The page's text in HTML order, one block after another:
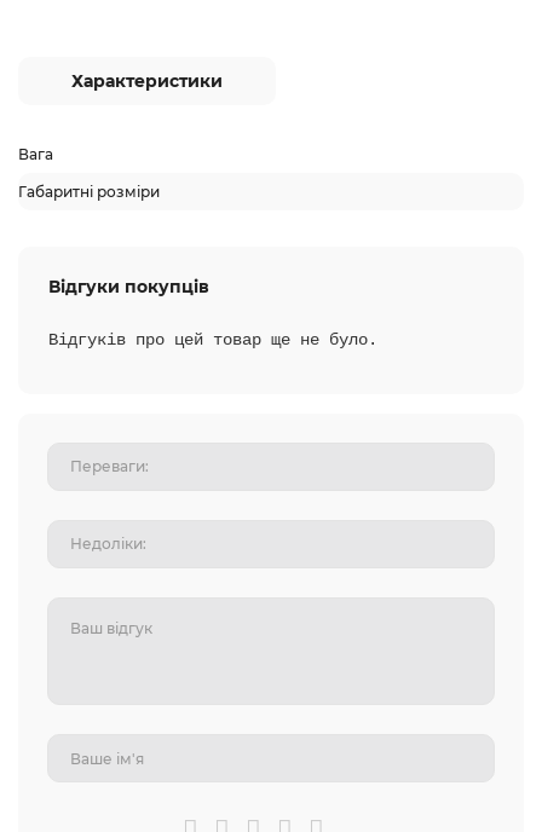
Характеристики
Вага
Габаритні розміри
Відгуки покупців
Відгуків про цей товар ще не було.